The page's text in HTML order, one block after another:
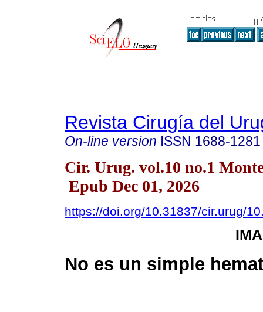
Revista Cirugía del
On-line version ISSN 1688-1281
Cir. Urug. vol.10 no.1
Epub Dec 01, 2026
https://doi.org/10.31837/cir.urug/
No es un simple